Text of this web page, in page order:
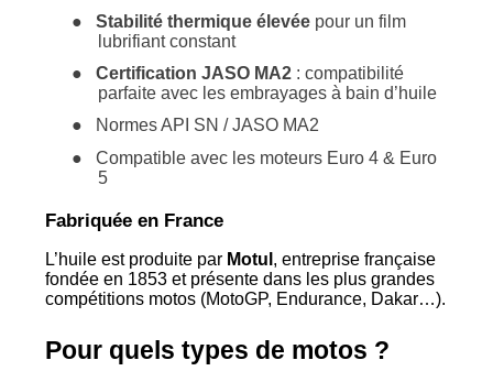
●
Stabilité thermique élevéepour un film
lubrifiant constant
●
Certification JASO MA2: compatibilité
parfaite avec les embrayages à bain d’huile
●
Normes API SN / JASO MA2
●
Compatible avec les moteurs Euro 4 & Euro
5
Fabriquée en France
L’huile est produite par Motul , entreprise française
fondée en 1853 et présente dans les plus grandes
compétitions motos (MotoGP, Endurance, Dakar…).
Pour quels types de motos ?